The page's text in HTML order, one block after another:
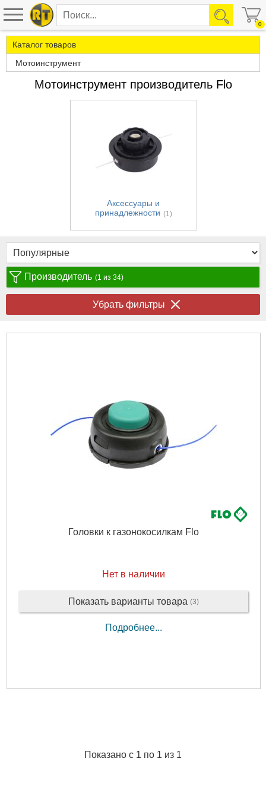
0
Каталог товаров
Мотоинструмент
Мотоинструмент производитель Flo
Аксессуары и
принадлежности (1)
Производитель (1 из 34)
Убрать фильтры
Головки к газонокосилкам Flo
Нет в наличии
Показать варианты товара (3)
Подробнее...
Показано с 1 по 1 из 1